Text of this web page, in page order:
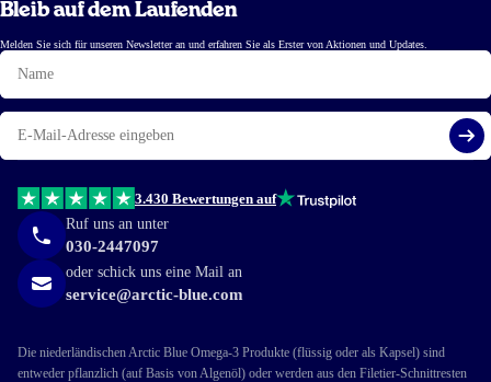
Bleib auf dem Laufenden
Melden Sie sich für unseren Newsletter an und erfahren Sie als Erster von Aktionen und Updates.
Name
E-
Mail
3.430 Bewertungen auf
Ruf uns an unter
030-2447097
oder schick uns eine Mail an
service@arctic-blue.com
Die niederländischen Arctic Blue Omega-3 Produkte (flüssig oder als Kapsel) sind
entweder pflanzlich (auf Basis von Algenöl) oder werden aus den Filetier-Schnittresten